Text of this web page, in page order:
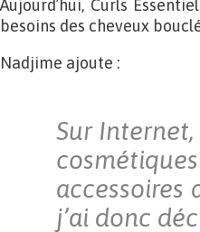
Aujourd’hui, Curls
besoins des cheveux
Nadjime ajoute :
Sur
accessoires
j’ai donc